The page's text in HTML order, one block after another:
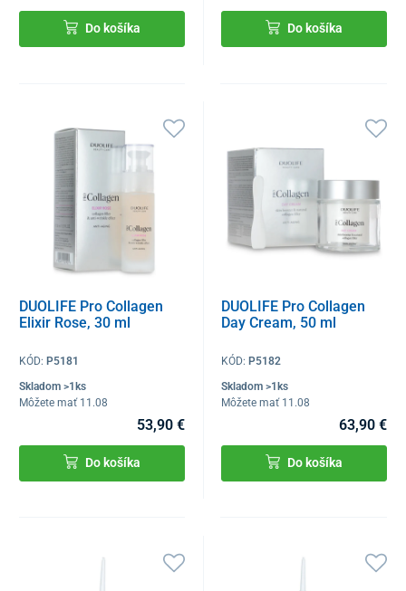
Do košíka Do košíka
DUOLIFE Pro Collagen
Elixir Rose, 30 ml
KÓD: P5181
Skladom >1ks
Môžete mať 11.08
53,90 €
Do košíka
DUOLIFE Pro Collagen
Day Cream, 50 ml
KÓD:P5182
Skladom >1ks
Môžete mať 11.08
63,90 €
Do košíka